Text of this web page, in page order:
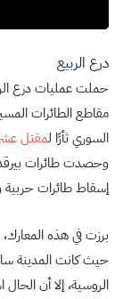
درع الربيع
حملت عمليات درع
مقاطع الطائرات
السوري ثأرًا لمقتل
وحصدت طائرات
إسقاط طائرات حربية
برزت في هذه
حيث كانت المدينة
الروسية، إلا أن